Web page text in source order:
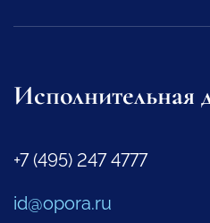
Исполнительная
+7 (495) 247 4777
id@opora.ru